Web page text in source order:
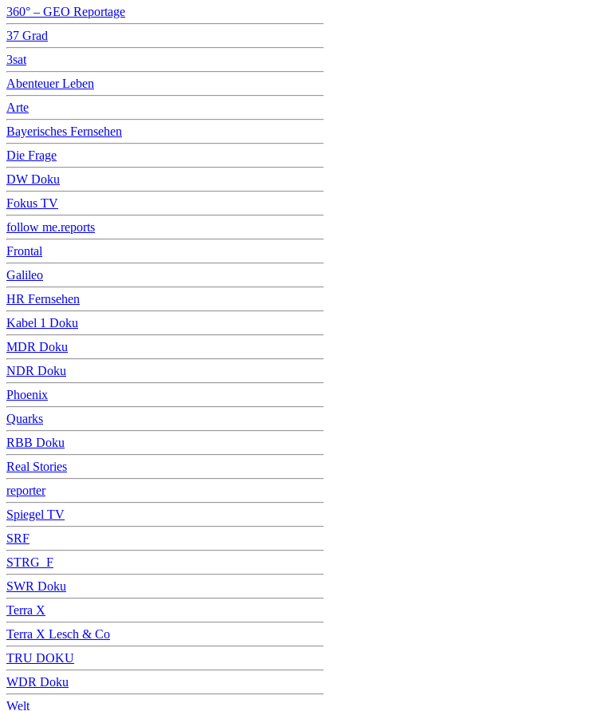
360° – GEO Reportage
37 Grad
3sat
Abenteuer Leben
Arte
Bayerisches Fernsehen
Die Frage
DW Doku
Fokus TV
follow me.reports
Frontal
Galileo
HR Fernsehen
Kabel 1 Doku
MDR Doku
NDR Doku
Phoenix
Quarks
RBB Doku
Real Stories
reporter
Spiegel TV
SRF
STRG_F
SWR Doku
Terra X
Terra X Lesch & Co
TRU DOKU
WDR Doku
Welt